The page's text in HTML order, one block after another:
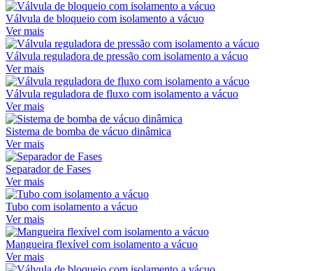
Válvula de bloqueio com isolamento a vácuo
Ver mais
Válvula reguladora de pressão com isolamento a vácuo
Ver mais
Válvula reguladora de fluxo com isolamento a vácuo
Ver mais
Sistema de bomba de vácuo dinâmica
Ver mais
Separador de Fases
Ver mais
Tubo com isolamento a vácuo
Ver mais
Mangueira flexível com isolamento a vácuo
Ver mais